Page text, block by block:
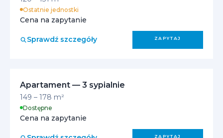
Ostatnie jednostki
Cena na zapytanie
Sprawdź szczegóły ZAPYTAJ
Apartament — 3 sypialnie
149 – 178 m²
Dostępne
Cena na zapytanie
ZAPYTAJ